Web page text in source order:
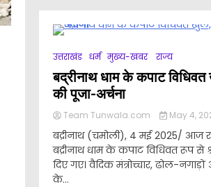
उत्तराखंड धर्म मुख्य-खबर राज्य
बद्रीनाथ धाम के कपाट
की पूजा-अर्चना
Team Tunwala.com May 4,
बद्रीनाथ (चमोली), 4 मई 2025/ आज
बद्रीनाथ धाम के कपाट विधिवत रूप से
दिए गए। वैदिक मंत्रोच्चार, ढोल-
के...